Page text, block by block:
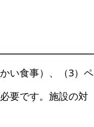
い食事）、（3）ペ
要です。施設の対